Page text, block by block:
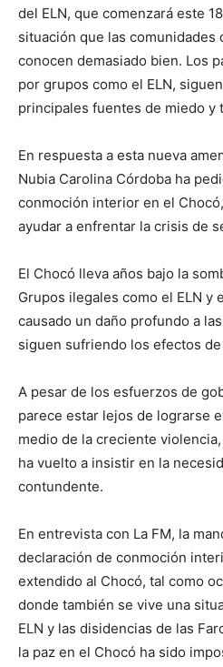
del ELN, que comenzará este
situación que las comunidades
conocen demasiado bien. Los
por grupos como el ELN,
principales fuentes de miedo y
En respuesta a esta nueva
Nubia Carolina Córdoba ha
conmoción interior en el
ayudar a enfrentar la crisis de
El Chocó lleva años bajo la
Grupos ilegales como el ELN y
causado un daño profundo a
siguen sufriendo los efectos
A pesar de los esfuerzos de
parece estar lejos de lograrse
medio de la creciente
ha vuelto a insistir en la
contundente.
En entrevista con La FM, la
declaración de conmoción
extendido al Chocó, tal como
donde también se vive una
ELN y las disidencias de las
la paz en el Chocó ha sido